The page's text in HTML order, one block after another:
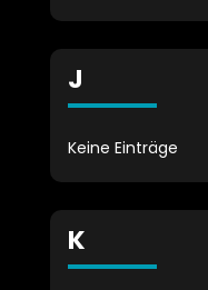
J
Keine Einträge
K